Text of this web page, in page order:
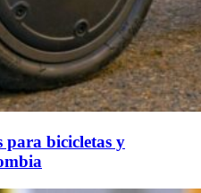
para bicicletas y